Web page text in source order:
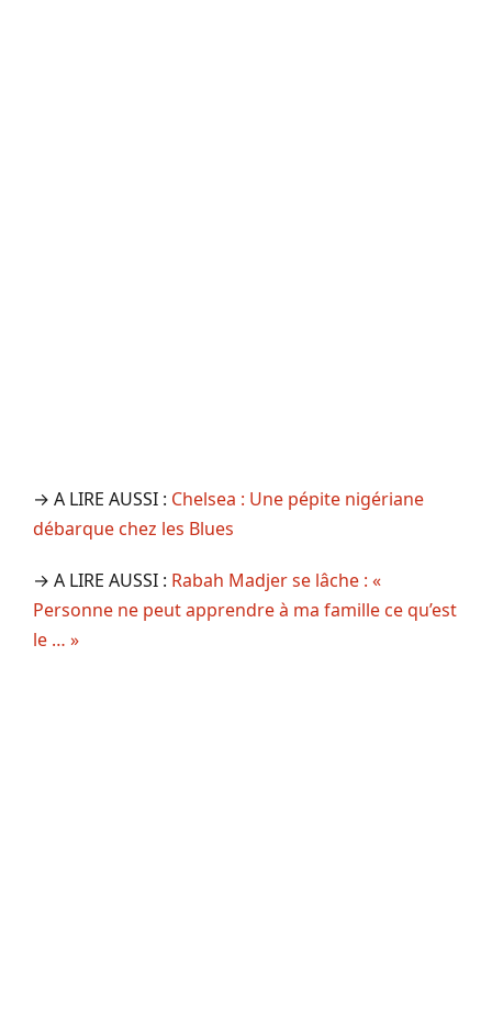
→ A LIRE AUSSI : Chelsea : Une pépite nigériane
débarque chez les Blues
→ A LIRE AUSSI : Rabah Madjer se lâche : «
Personne ne peut apprendre à ma famille ce qu’est
le … »